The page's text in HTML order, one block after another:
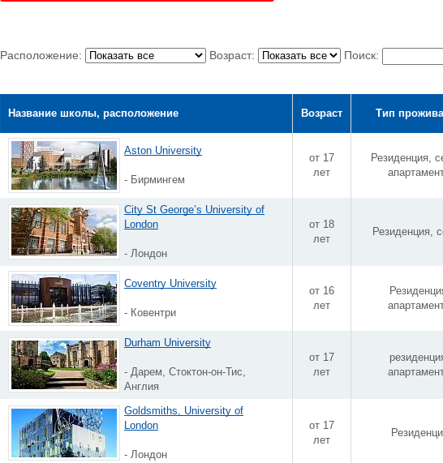
Расположение: Возраст: Поиск:
Название школы, расположение Возраст Тип
Aston University
- Бирмингем
от 17
лет
Резиденция,
City St George’s University of
London
- Лондон
от 18
лет
Резиденция,
Coventry University
- Ковентри
от 16
лет
Durham University
- Дарем, Стоктон-он-Тис,
Англия
от 17
лет
Goldsmiths, University of
London
- Лондон
от 17
лет